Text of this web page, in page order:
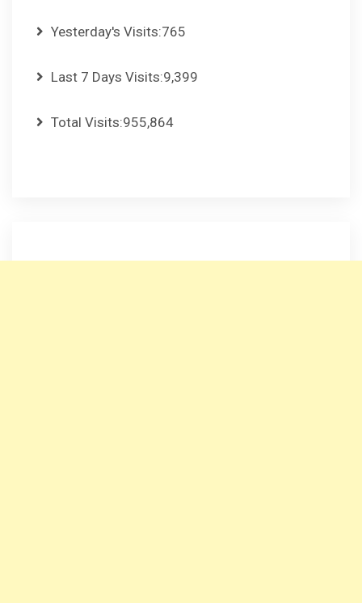
Yesterday's Visits:765
Last 7 Days Visits:9,399
Total Visits:955,864